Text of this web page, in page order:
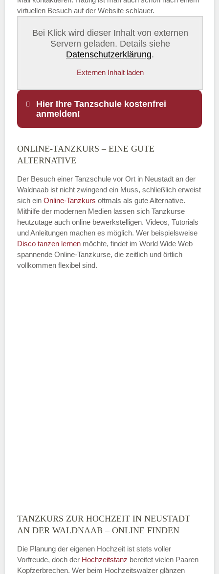
virtuellen Besuch auf der Website schlauer.
Bei Klick wird dieser Inhalt von externen
Servern geladen. Details siehe
Datenschutzerklärung.
Externen Inhalt laden
Hier Ihre Tanzschule kostenfrei
anmelden!
Name
E-Mail*
Name der Tanzschule
Montag
—
ONLINE-TANZKURS – EINE GUTE
ALTERNATIVE
Der Besuch einer Tanzschule vor Ort in Neustadt an der
Waldnaab ist nicht zwingend ein Muss, schließlich erweist
sich ein Online-Tanzkurs oftmals als gute Alternative.
Mithilfe der modernen Medien lassen sich Tanzkurse
heutzutage auch online bewerkstelligen. Videos, Tutorials
und Anleitungen machen es möglich. Wer beispielsweise
Disco tanzen lernen möchte, findet im World Wide Web
spannende Online-Tanzkurse, die zeitlich und örtlich
vollkommen flexibel sind.
TANZKURS ZUR HOCHZEIT IN NEUSTADT
AN DER WALDNAAB – ONLINE FINDEN
Die Planung der eigenen Hochzeit ist stets voller
Vorfreude, doch der Hochzeitstanz bereitet vielen Paaren
Kopfzerbrechen. Wer beim Hochzeitswalzer glänzen